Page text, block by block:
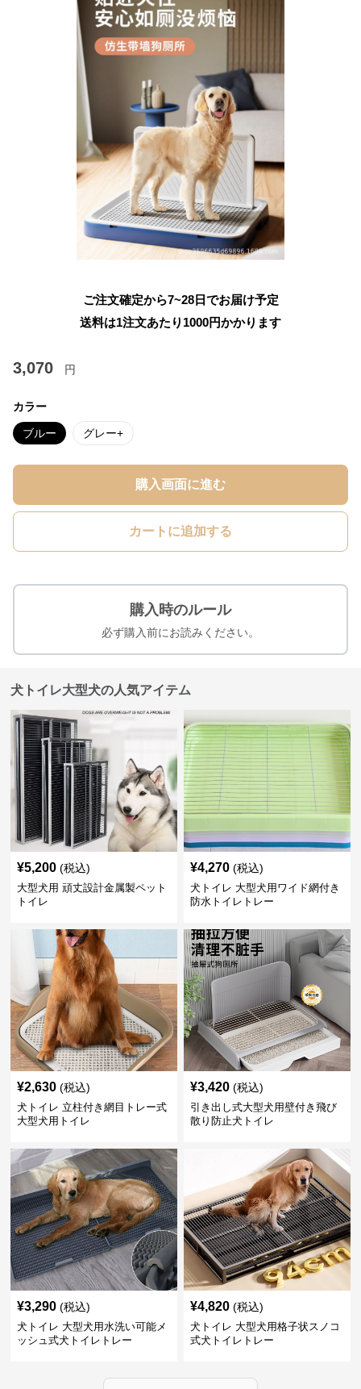
ご注文確定から7~28日でお届け予定
送料は1注文あたり 1000円かかります
3,070 円
カラー
ブルー グレー+
購入画面に進む
カートに追加する
購入時のルール
必ず購入前にお読みください。
犬トイレ大型犬の人気アイテム
¥5,200 (税込)
大型犬用 頑丈設計金属製ペット
トイレ
¥4,270 (税込)
犬トイレ 大型犬用ワイド網付き
防水トイレトレー
¥2,630 (税込)
犬トイレ 立柱付き網目トレー式
大型犬用トイレ
¥3,420 (税込)
引き出し式大型犬用壁付き飛び
散り防止犬トイレ
¥3,290 (税込)
犬トイレ 大型犬用水洗い可能メ
ッシュ式犬トイレトレー
¥4,820 (税込)
犬トイレ 大型犬用格子状スノコ
式犬トイレトレー